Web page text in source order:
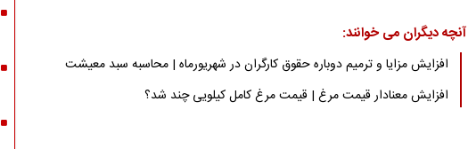
آنچه دیگران می خوانند:
افزایش مزایا و ترمیم دوباره حقوق کارگران در شهریورماه | محاسبه سبد معیشت
افزایش معنادار قیمت مرغ | قیمت مرغ کامل کیلویی چند شد؟